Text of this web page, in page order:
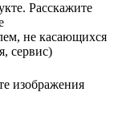
Расскажите
не касающихся
сервис)
изображения